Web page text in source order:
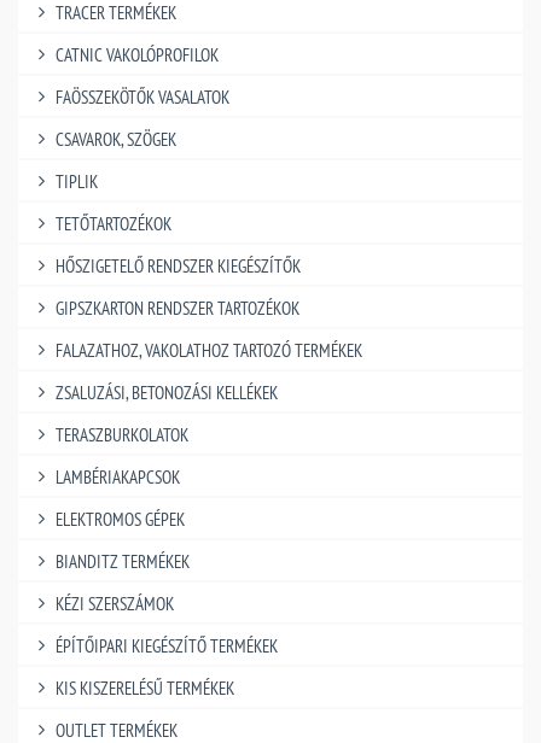
TRACER TERMÉKEK
CATNIC VAKOLÓPROFILOK
FAÖSSZEKÖTŐK VASALATOK
CSAVAROK, SZÖGEK
TIPLIK
TETŐTARTOZÉKOK
HŐSZIGETELŐ RENDSZER KIEGÉSZÍTŐK
GIPSZKARTON RENDSZER TARTOZÉKOK
FALAZATHOZ, VAKOLATHOZ TARTOZÓ TERMÉKEK
ZSALUZÁSI, BETONOZÁSI KELLÉKEK
TERASZBURKOLATOK
LAMBÉRIAKAPCSOK
ELEKTROMOS GÉPEK
BIANDITZ TERMÉKEK
KÉZI SZERSZÁMOK
ÉPÍTŐIPARI KIEGÉSZÍTŐ TERMÉKEK
KIS KISZERELÉSŰ TERMÉKEK
OUTLET TERMÉKEK